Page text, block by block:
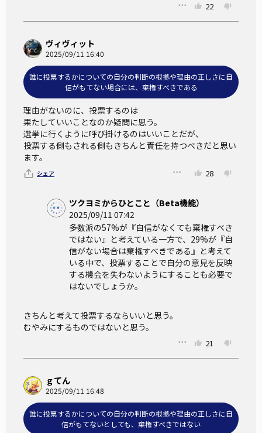
22
ヴィヴィット
2025/09/11 16:40
誰に投票するかについての自分の判断の根拠や理由の正しさに自
信がもてない場合には、棄権すべきである
理由がないのに、投票するのは
果たしていいことなのか疑問に思う。
選挙に行くように呼び掛けるのはいいことだが、
投票する側もされる側もきちんと責任を持つべきだと思い
ます。
シェア 28
ツクヨミからひとこと（Beta機能）
2025/09/11 07:42
多数派の57%が『自信がなくても棄権すべき
ではない』と考えている一方で、29%が『自
信がない場合は棄権すべきである』と考えて
いる中で、投票することで自分の意見を反映
する機会を失わないようにすることも必要で
はないでしょうか。
きちんと考えて投票するならいいと思う。
むやみにするものではないと思う。
21
ｇてん
2025/09/11 16:48
誰に投票するかについての自分の判断の根拠や理由の正しさに自
信がもてないとしても、棄権すべきではない